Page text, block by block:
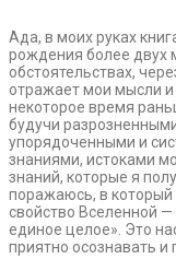
Ада, в моих руках
рождения более двух
обстоятельствах,
отражает мои мысли
некоторое время
будучи
упорядоченными и
знаниями, истоками
знаний, которые я
поражаюсь, в
свойство Вселенной —
единое целое». Это
приятно осознавать и